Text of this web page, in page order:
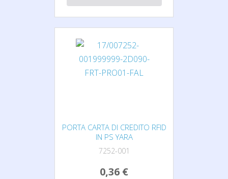
PORTA CARTA DI CREDITO RFID
IN PS YARA
7252-001
0,36 €